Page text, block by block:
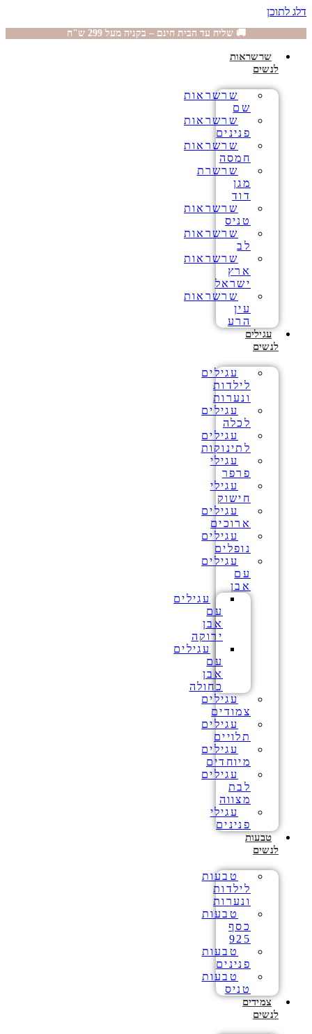
דלג לתוכן
🚚 שליח עד הבית חינם – בקניה מעל 299 ש"ח
שרשראות
לנשים
שרשראות
שם
שרשראות
פנינים
שרשראות
חמסה
שרשרת
מגן
דוד
שרשראות
טניס
שרשראות
לב
שרשראות
ארץ
ישראל
שרשראות
עין
הרע
עגילים
לנשים
עגילים
לילדות
ונערות
עגילים
לכלה
עגילים
לתינוקות
עגילי
פרפר
עגילי
חישוק
עגילים
ארוכים
עגילים
נופלים
עגילים
עם
אבן
עגילים
עם
אבן
ירוקה
עגילים
עם
אבן
כחולה
עגילים
צמודים
עגילים
תלויים
עגילים
מיוחדים
עגילים
לבת
מצווה
עגילי
פנינים
טבעות
לנשים
טבעות
לילדות
ונערות
טבעות
כסף
925
טבעות
פנינים
טבעות
טניס
צמידים
לנשים